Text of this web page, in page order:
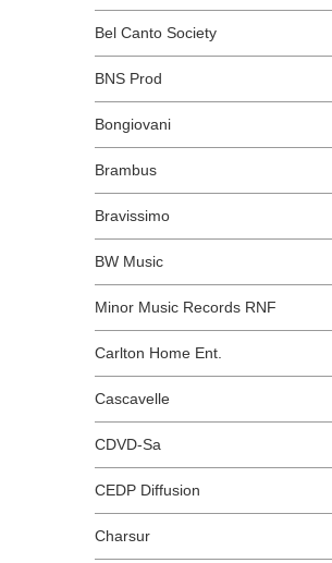
Bel Canto Society
BNS Prod
Bongiovani
Brambus
Bravissimo
BW Music
Minor Music Records RNF
Carlton Home Ent.
Cascavelle
CDVD-Sa
CEDP Diffusion
Charsur